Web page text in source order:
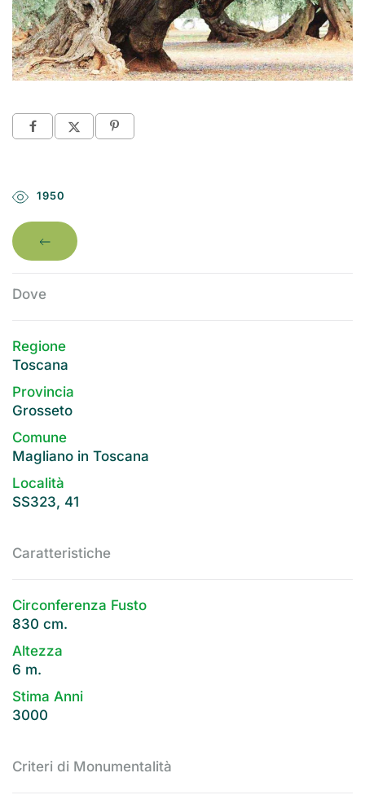
1950
Dove
Regione
Toscana
Provincia
Grosseto
Comune
Magliano in Toscana
Località
SS323, 41
Caratteristiche
Circonferenza Fusto
830 cm.
Altezza
6 m.
Stima Anni
3000
Criteri di Monumentalità